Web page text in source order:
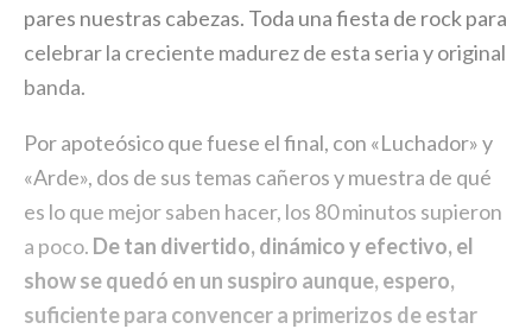
pares nuestras cabezas. Toda una fiesta de rock para
celebrar la creciente madurez de esta seria y original
banda.
Por apoteósico que fuese el final, con «Luchador» y
«Arde», dos de sus temas cañeros y muestra de qué
es lo que mejor saben hacer, los 80 minutos supieron
a poco. De tan divertido, dinámico y efectivo, el
show se quedó en un suspiro aunque, espero,
suficiente para convencer a primerizos de estar